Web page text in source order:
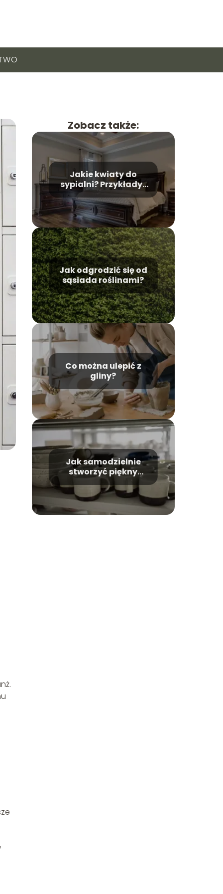
Zobacz także:
Jakie kwiaty do
sypialni? Przykłady i
ich właściwości
Jak odgrodzić się od
sąsiada roślinami?
Co można ulepić z
gliny?
Jak samodzielnie
stworzyć piękny
gliniany kubek?